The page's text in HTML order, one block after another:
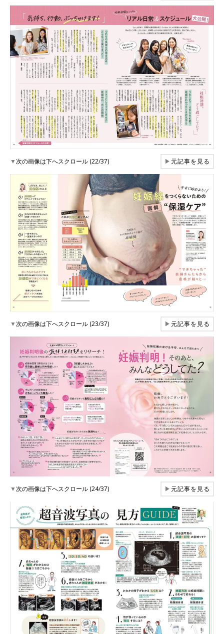
▼次の画像は下へスクロール (22/37) ▶元記事を見る
▼次の画像は下へスクロール (23/37) ▶元記事を見る
▼次の画像は下へスクロール (24/37) ▶元記事を見る